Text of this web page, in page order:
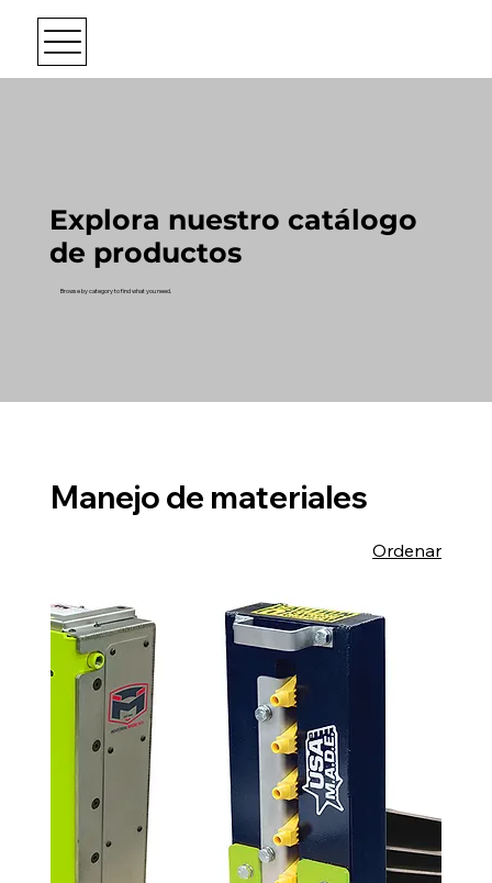
Explora nuestro catálogo
de productos
Browse by category to find what you need.
Manejo de materiales
Ordenar